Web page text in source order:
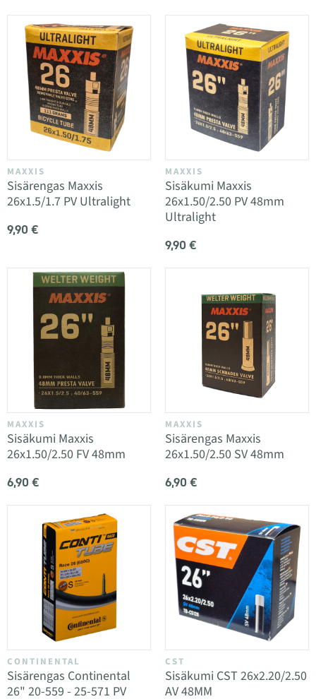
MAXXIS
Sisärengas Maxxis
26x1.5/1.7 PV Ultralight
9,90 €
MAXXIS
Sisäkumi Maxxis
26x1.50/2.50 PV 48mm
Ultralight
9,90 €
MAXXIS
Sisäkumi Maxxis
26x1.50/2.50 FV 48mm
6,90 €
MAXXIS
Sisärengas Maxxis
26x1.50/2.50 SV 48mm
6,90 €
CONTINENTAL
Sisärengas Continental
26" 20-559 - 25-571 PV
CST
Sisäkumi CST 26x2.20/2.50
AV 48MM